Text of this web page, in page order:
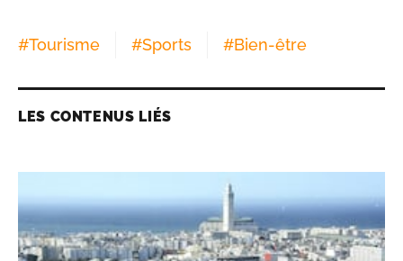
#Tourisme #Sports #Bien-être
LES CONTENUS LIÉS